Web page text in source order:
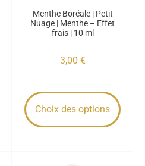
Menthe Boréale | Petit
Nuage | Menthe – Effet
frais | 10 ml
3,00 €
Choix des options